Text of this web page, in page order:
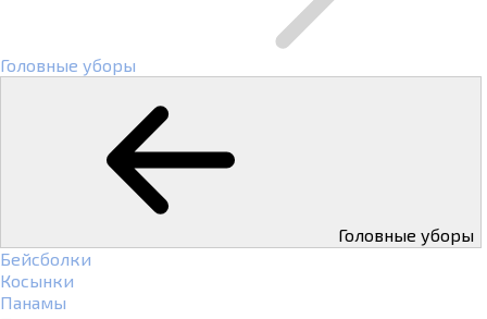
Головные уборы
Головные уборы
Бейсболки
Косынки
Панамы